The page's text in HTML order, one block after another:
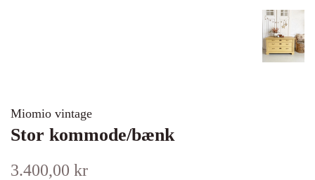
Miomio vintage
Stor kommode/bænk
Normalpris
3.400,00 kr